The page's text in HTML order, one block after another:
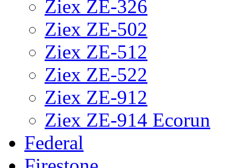
Ziex ZE-326
Ziex ZE-502
Ziex ZE-512
Ziex ZE-522
Ziex ZE-912
Ziex ZE-914 Ecorun
Federal